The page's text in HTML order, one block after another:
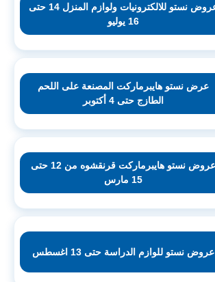
عروض نستو للالكترونيات ولوازم المنزل 14 حتى
16 يوليو
عرض نستو هايبرماركت المصنعة على اللحم
الطازج حتى 4 أكتوبر
عروض نستو هايبرماركت قرنقشوه من 12 حتى
15 مارس
عروض نستو للوازم الدراسة حتى 13 اغسطس